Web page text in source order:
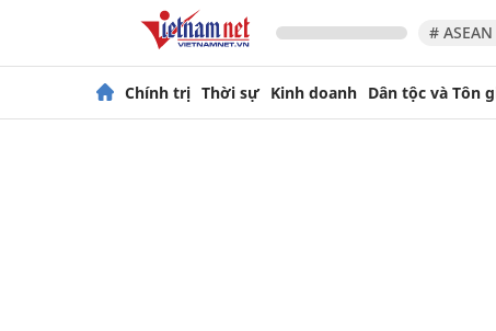
#
Chính trị Thời sự Kinh doanh Dân tộc và Tôn